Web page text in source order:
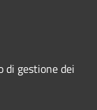
di gestione dei